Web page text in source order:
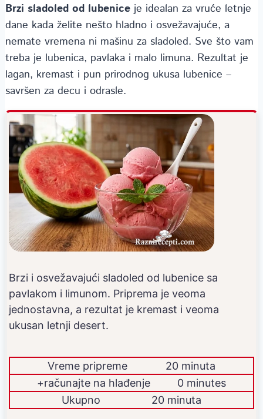
Brzi sladoled od lubenice je idealan za vruće letnje
dane kada želite nešto hladno i osvežavajuće, a
nemate vremena ni mašinu za sladoled. Sve što vam
treba je lubenica, pavlaka i malo limuna. Rezultat je
lagan, kremast i pun prirodnog ukusa lubenice –
savršen za decu i odrasle.
Brzi i osvežavajući sladoled od lubenice sa
pavlakom i limunom. Priprema je veoma
jednostavna, a rezultat je kremast i veoma
ukusan letnji desert.
Vreme pripreme
20 minuta
dodatno
+računajte na hlađenje 0 minutes
Ukupno
20 minuta